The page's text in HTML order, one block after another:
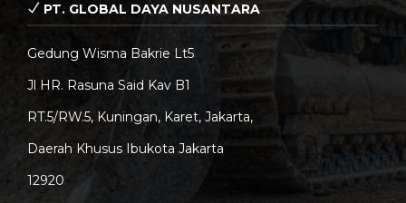
PT. GLOBAL DAYA NUSANTARA
Gedung Wisma Bakrie Lt5
Jl HR. Rasuna Said Kav B1
RT.5/RW.5, Kuningan, Karet, Jakarta,
Daerah Khusus Ibukota Jakarta
12920